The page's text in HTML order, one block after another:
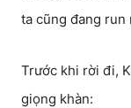
ta cũng đang run
Trước khi rời đi,
giọng khàn: